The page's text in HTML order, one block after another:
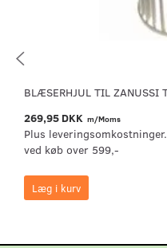
BLÆSERHJUL TIL ZANUSSI
269,95 DKK m/Moms
Plus
ved køb over 599,-
Læg i kurv